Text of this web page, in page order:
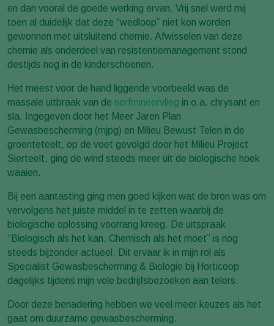
en dan vooral de goede werking ervan. Vrij snel werd mij
toen al duidelijk dat deze “wedloop” niet kon worden
gewonnen met uitsluitend chemie. Afwisselen van deze
chemie als onderdeel van resistentiemanagement stond
destijds nog in de kinderschoenen.
Het meest voor de hand liggende voorbeeld was de
massale uitbraak van de nerfmineervlieg in o.a. chrysant en
sla. Ingegeven door het Meer Jaren Plan
Gewasbescherming (mjpg) en Milieu Bewust Telen in de
groenteteelt, op de voet gevolgd door het Milieu Project
Sierteelt, ging de wind steeds meer uit de biologische hoek
waaien.
Bij een aantasting ging men goed kijken wat de bron was om
vervolgens het juiste middel in te zetten waarbij de
biologische oplossing voorrang kreeg. De uitspraak
“Biologisch als het kan, Chemisch als het moet” is nog
steeds bijzonder actueel. Dit ervaar ik in mijn rol als
Specialist Gewasbescherming & Biologie bij Horticoop
dagelijks tijdens mijn vele bedrijfsbezoeken aan telers.
Door deze benadering hebben we veel meer keuzes als het
gaat om duurzame gewasbescherming.